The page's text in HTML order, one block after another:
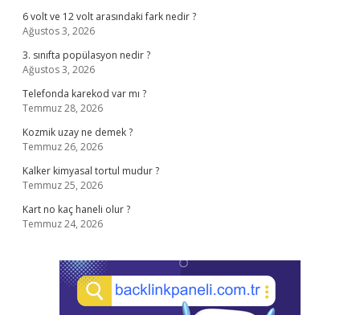
6 volt ve 12 volt arasındaki fark nedir ?
Ağustos 3, 2026
3. sınıfta popülasyon nedir ?
Ağustos 3, 2026
Telefonda karekod var mı ?
Temmuz 28, 2026
Kozmik uzay ne demek ?
Temmuz 26, 2026
Kalker kimyasal tortul mudur ?
Temmuz 25, 2026
Kart no kaç haneli olur ?
Temmuz 24, 2026